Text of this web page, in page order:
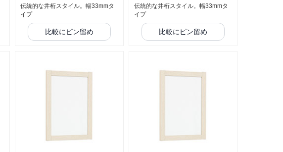
伝統的な井桁スタイル。幅33mmタ
イプ
比較にピン留め
伝統的な井桁スタイル。幅33mmタ
イプ
比較にピン留め